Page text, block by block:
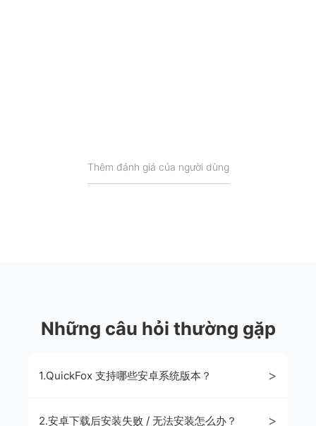
Thêm đánh giá của người dùng
Những câu hỏi thường gặp
1.QuickFox 支持哪些安卓系统版本？ >
2.安卓下载后安装失败 / 无法安装怎么办？ >